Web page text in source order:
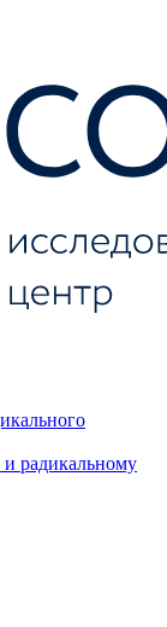
радикальному